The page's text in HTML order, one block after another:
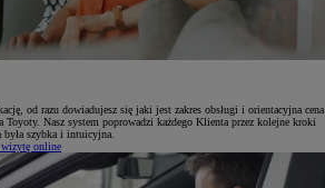
od razu dowiadujesz się jaki jest zakres obsługi i orientacyjna cena
Toyoty. Nasz system poprowadzi każdego Klienta przez kolejne kroki
była szybka i intuicyjna.
online